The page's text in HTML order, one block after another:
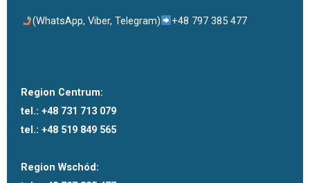
(WhatsApp, Viber, Telegram) +48 797 385 477
Region Centrum:
tel.: +48 731 713 079
tel.: +48 519 849 565
Region Wschód: